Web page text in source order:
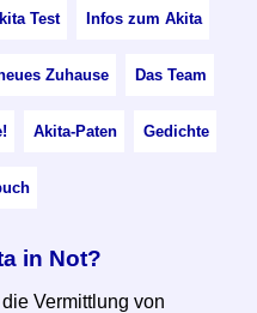
Test Infos zum Akita
Zuhause Das Team
Akita-Paten Gedichte
in Not?
Vermittlung von